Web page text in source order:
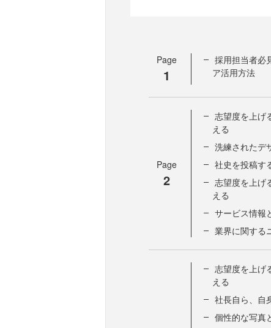
Page
1
採用担当者必
ア活用方法
Page
2
志望度を上げ
える
洗練されたデ
社史を投稿す
志望度を上げ
える
サービス情報
業界に関する
志望度を上げ
える
社長自ら、自
個性的な写真